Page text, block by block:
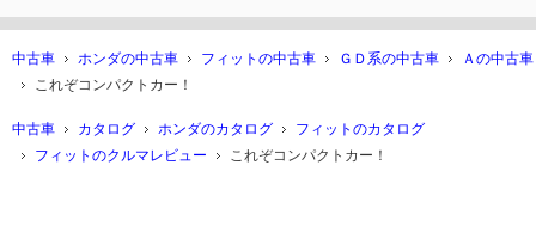
中古車 ホンダの中古車 フィットの中古車 ＧＤ系の中古車
Ａの中古車
これぞコンパクトカー！
中古車 カタログ ホンダのカタログ
フィットのカタログ
フィットのクルマレビュー
これぞコンパクトカー！